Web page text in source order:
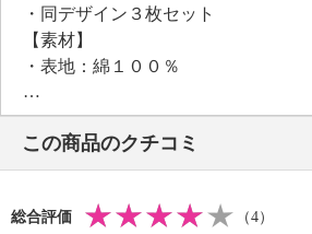
・同デザイン３枚セット
【素材】
・表地：綿１００％
【メンテナンス（絵表示ラベル）】
・洗濯機：可
・漂白処理：塩素系・酸素系漂白不可
・タンブル乾燥：不可
・アイロン仕上げ：可（高温）
この商品のクチコミ
総合評価 （4）